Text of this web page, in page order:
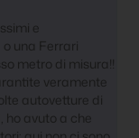
disponibili.
presentazione